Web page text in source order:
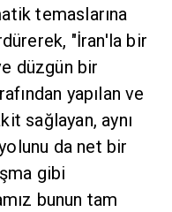
temaslarına
"İran'la bir
düzgün bir
yapılan ve
sağlayan, aynı
da net bir
gibi
bunun tam